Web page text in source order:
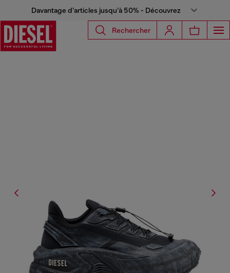
Davantage d’articles jusqu’à 50% - Découvrez
Rechercher